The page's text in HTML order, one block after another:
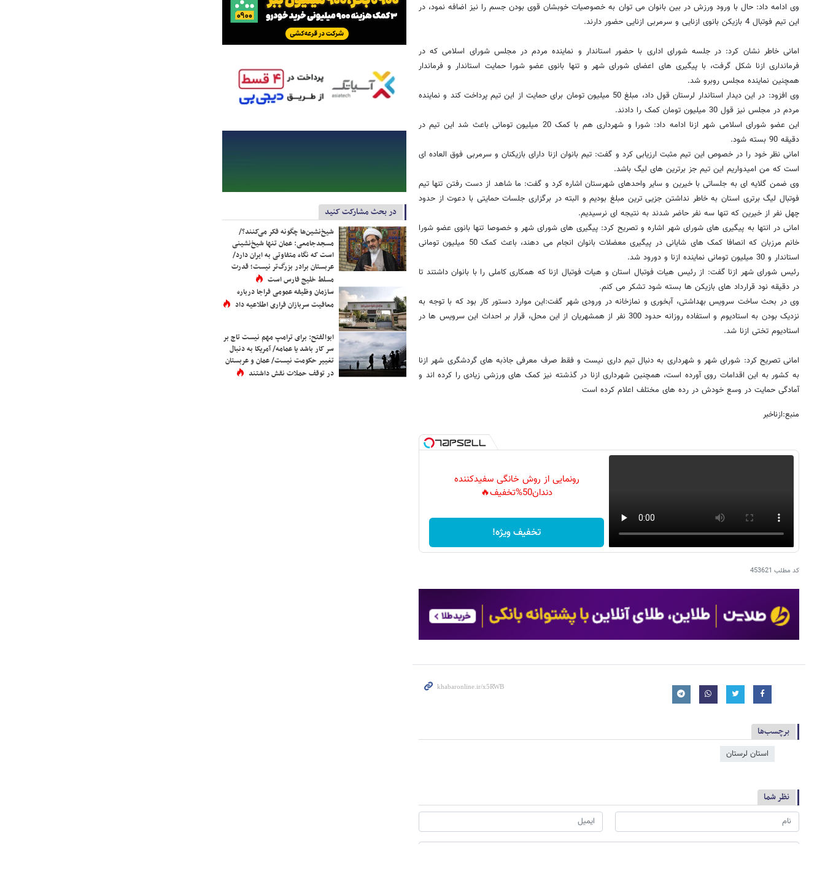
وی ادامه داد: حال با ورود ورزش در بین بانوان می توان به خصوصیات خوبشان قوی بودن جسم را نیز اضافه نمود، در
این تیم فوتبال 4 بازیکن بانوی ازنایی و سرمربی ازنایی حضور دارند.
امانی خاطر نشان کرد: در جلسه شورای اداری با حضور استاندار و نماینده مردم در مجلس شورای اسلامی که در
فرمانداری ازنا شکل گرفت، با پیگیری های اعضای شورای شهر و تنها بانوی عضو شورا حمایت استاندار و فرماندار
همچنین نماینده مجلس روبرو شد.
وی افزود: در این دیدار استاندار لرستان قول داد، مبلغ 50 میلیون تومان برای حمایت از این تیم پرداخت کند و نماینده
مردم در مجلس نیز قول 30 میلیون تومان کمک را دادند.
این عضو شورای اسلامی شهر ازنا ادامه داد: شورا و شهرداری هم با کمک 20 میلیون تومانی باعث شد این تیم در
دقیقه 90 بسته شود.
امانی نظر خود را در خصوص این تیم مثبت ارزیابی کرد و گفت: تیم بانوان ازنا دارای بازیکنان و سرمربی فوق العاده ای
است که من امیدواریم این تیم جز برترین های لیگ باشد.
وی ضمن گلایه ای به جلساتی با خیرین و سایر واحدهای شهرستان اشاره کرد و گفت: ما شاهد از دست رفتن تنها تیم
فوتبال لیگ برتری استان به خاطر نداشتن جزیی ترین مبلغ بودیم و البته در برگزاری جلسات حمایتی با دعوت از حدود
چهل نفر از خيرين که تنها سه نفر حاضر شدند به نتیجه ای نرسیدیم.
امانی در انتها به پیگیری های شورای شهر اشاره و تصریح کرد: پیگیری های شورای شهر و خصوصا تنها بانوی عضو شورا
خانم مرزبان که انصافا کمک های شایانی در پیگیری معضلات بانوان انجام می دهند، باعث کمک 50 میلیون تومانی
استاندار و 30 میلیون تومانی نماینده ازنا و دورود شد.
رئیس شورای شهر ازنا گفت: از رئیس هیات فوتبال استان و هیات فوتبال ازنا که همکاری کاملی را با بانوان داشتند تا
در دقیقه نود قرارداد های بازیکن ها بسته شود تشکر می کنم.
وی در بحث ساخت سرویس بهداشتی، آبخوری و نمازخانه در ورودی شهر گفت:این موارد دستور کار بود که با توجه به
نزدیک بودن به استادیوم و استفاده روزانه حدود 300 نفر از همشهریان از این محل، قرار بر احداث این سرویس ها در
استاديوم تختی ازنا شد.
امانی تصریح کرد: شورای شهر و شهرداری به دنبال تیم داری نیست و فقط صرف معرفی جاذبه های گردشگری شهر ازنا
به کشور به این اقدامات روی آورده است، همچنین شهرداری ازنا در گذشته نیز کمک های ورزشی زیادی را کرده اند و
آمادگی حمایت در وسع خودش در رده های مختلف اعلام کرده است
منبع:ازناخبر
رونمایی از روش خانگی سفیدکننده
دندان50%تخفیف🔥
تخفیف ویژه!
کد مطلب 453621
برچسب‌ها
استان لرستان
نظر شما
در بحث مشارکت کنید
شیخ‌نشین‌ها چگونه فکر می‌کنند؟/
مسجدجامعی: عمان تنها شیخ‌نشینی
است که نگاه متفاوتی به ایران دارد/
عربستان برادر بزرگ‌تر نیست؛ قدرت
مسلط خلیج فارس است
سازمان وظیفه عمومی فراجا درباره
معافیت سربازان فراری اطلاعیه داد
ابوالفتح: برای ترامپ مهم نیست تاج بر
سر کار باشد یا عمامه/ آمریکا به دنبال
تغییر حکومت نیست/ عمان و عربستان
در توقف حملات نقش داشتند